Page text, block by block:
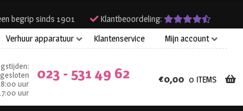
begrip sinds 1901
Klantbeoordeling:
Verhuur apparatuur Klantenservice Mijn account
uur
uur
023 - 531 49 62 €0,00 0 ITEMS